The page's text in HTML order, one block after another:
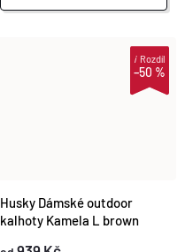
–50 %
iRozdíl
Husky Dámské outdoor
kalhoty Kamela L brown